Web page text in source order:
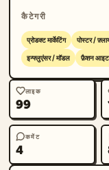
कैटेगरी
प्रोडक्ट मार्केटिंग पोस्टर /
इन्फ्लुएंसर / मॉडल फ़ैशन
लाइक
99
कमेंट
4